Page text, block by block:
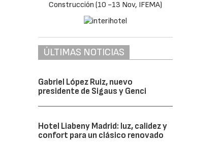
ÚLTIMAS NOTICIAS
Gabriel López Ruiz, nuevo
presidente de Sigaus y Genci
Hotel Liabeny Madrid: luz, calidez y
confort para un clásico renovado